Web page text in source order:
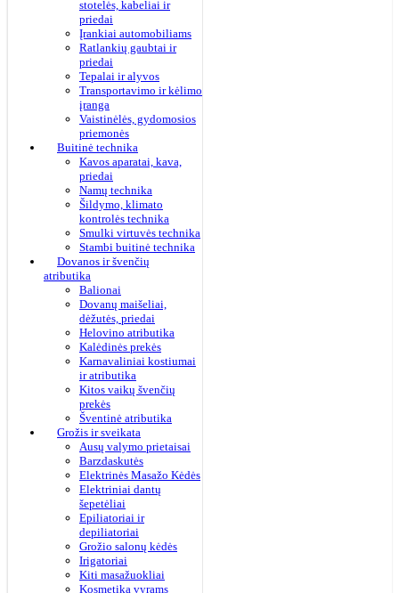
stotelės, kabeliai ir
priedai
Įrankiai automobiliams
Ratlankių gaubtai ir
priedai
Tepalai ir alyvos
Transportavimo ir kėlimo
įranga
Vaistinėlės, gydomosios
priemonės
Buitinė technika
Kavos aparatai, kava,
priedai
Namų technika
Šildymo, klimato
kontrolės technika
Smulki virtuvės technika
Stambi buitinė technika
Dovanos ir švenčių
atributika
Balionai
Dovanų maišeliai,
dėžutės, priedai
Helovino atributika
Kalėdinės prekės
Karnavaliniai kostiumai
ir atributika
Kitos vaikų švenčių
prekės
Šventinė atributika
Grožis ir sveikata
Ausų valymo prietaisai
Barzdaskutės
Elektrinės Masažo Kėdės
Elektriniai dantų
šepetėliai
Epiliatoriai ir
depiliatoriai
Grožio salonų kėdės
Irigatoriai
Kiti masažuokliai
Kosmetika vyrams